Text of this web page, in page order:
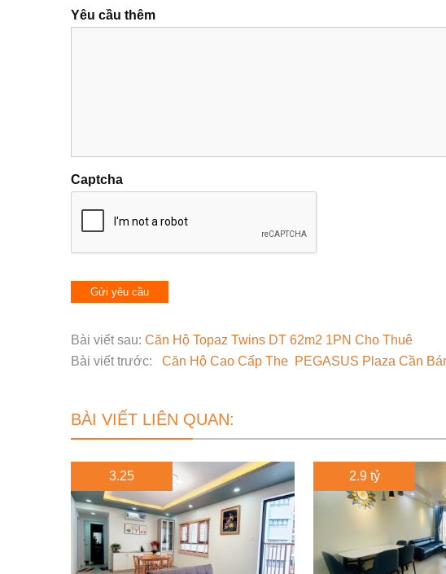
Yêu cầu thêm
Captcha
Bài viết sau: Căn Hộ Topaz Twins DT 62m2 1PN Cho Thuê
Bài viết trước:
Căn Hộ Cao Cấp The PEGASUS Plaza Cần
BÀI VIẾT LIÊN QUAN:
3.25 2.9 tỷ